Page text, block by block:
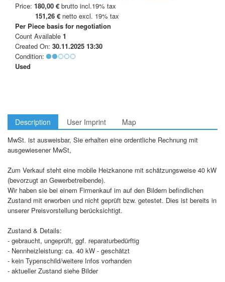
Price: 180,00 € brutto incl.19% tax
151,26 € netto excl. 19% tax
Per Piece basis for negotiation
Count Available 1
Created On: 30.11.2025 13:30
Condition:
Used
Description User Imprint Map
MwSt. ist ausweisbar, Sie erhalten eine ordentliche Rechnung mit
ausgewiesener MwSt,
Zum Verkauf steht eine mobile Heizkanone mit schätzungsweise 40 kW
(bevorzugt an Gewerbetreibende).
Wir haben sie bei einem Firmenkauf im auf den Bildern befindlichen
Zustand mit erworben und nicht geprüft bzw. getestet. Dies ist bereits in
unserer Preisvorstellung berücksichtigt.
Zustand & Details:
- gebraucht, ungeprüft, ggf. reparaturbedürftig
- Nennheizleistung: ca. 40 kW - geschätzt
- kein Typenschild/weitere Infos vorhanden
- aktueller Zustand siehe Bilder